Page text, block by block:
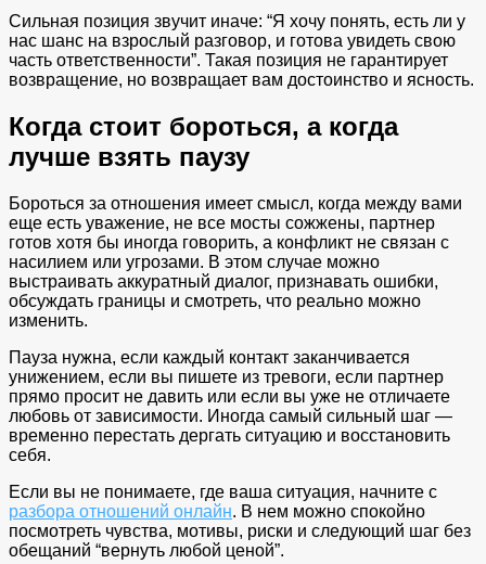
Сильная позиция звучит иначе: “Я хочу понять, есть ли у
нас шанс на взрослый разговор, и готова увидеть свою
часть ответственности”. Такая позиция не гарантирует
возвращение, но возвращает вам достоинство и ясность.
Когда стоит бороться, а когда
лучше взять паузу
Бороться за отношения имеет смысл, когда между вами
еще есть уважение, не все мосты сожжены, партнер
готов хотя бы иногда говорить, а конфликт не связан с
насилием или угрозами. В этом случае можно
выстраивать аккуратный диалог, признавать ошибки,
обсуждать границы и смотреть, что реально можно
изменить.
Пауза нужна, если каждый контакт заканчивается
унижением, если вы пишете из тревоги, если партнер
прямо просит не давить или если вы уже не отличаете
любовь от зависимости. Иногда самый сильный шаг —
временно перестать дергать ситуацию и восстановить
себя.
Если вы не понимаете, где ваша ситуация, начните с
разбора отношений онлайн. В нем можно спокойно
посмотреть чувства, мотивы, риски и следующий шаг без
обещаний “вернуть любой ценой”.